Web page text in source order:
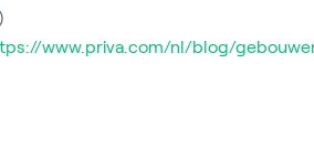
www.priva.com/nl/blog/